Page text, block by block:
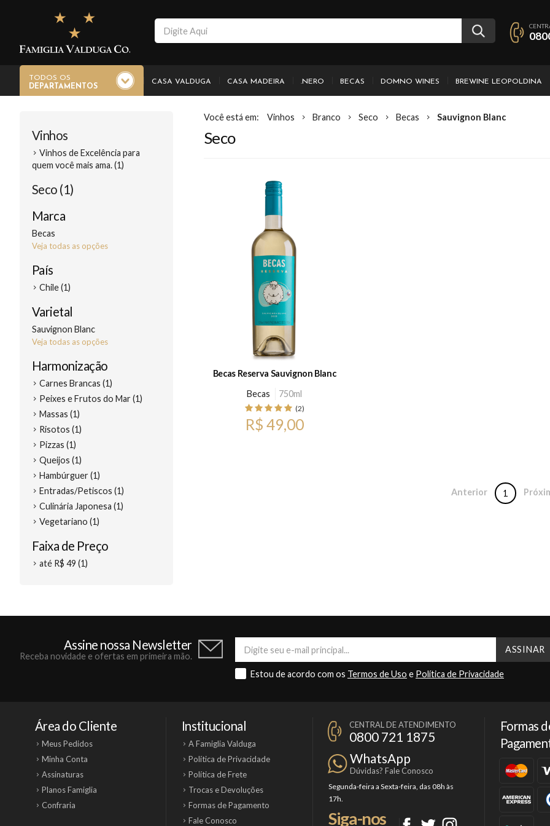
TODOS OS
DEPARTAMENTOS
CASA VALDUGA CASA MADEIRA .NERO BECAS DOMNO WINES BREWINE LEOPOLDINA
Vinhos
Vinhos de Excelência para
quem você mais ama. (1)
Seco (1)
Marca
Becas
Veja todas as opções
País
Chile (1)
Varietal
Sauvignon Blanc
Veja todas as opções
Harmonização
Carnes Brancas (1)
Peixes e Frutos do Mar (1)
Massas (1)
Risotos (1)
Pizzas (1)
Queijos (1)
Hambúrguer (1)
Entradas/Petiscos (1)
Culinária Japonesa (1)
Vegetariano (1)
Faixa de Preço
até R$ 49 (1)
Vinhos Branco Seco Becas Sauvignon Blanc
Seco
Becas Reserva Sauvignon Blanc
Becas
750ml
(2)
R$ 49,00
Anterior 1
Assine nossa Newsletter
Receba novidade e ofertas em primeira mão.
Estou de acordo com os Termos de Uso e Política de Privacidade
Área do Cliente
Meus Pedidos
Minha Conta
Assinaturas
Planos Famiglia
Confraria
Institucional
A Famiglia Valduga
Política de Privacidade
Política de Frete
Trocas e Devoluções
Formas de Pagamento
Fale Conosco
CENTRAL DE ATENDIMENTO
0800 721 1875
WhatsApp
Dúvidas? Fale Conosco
Segunda-feira a Sexta-feira, das 08h às
17h.
Siga-nos
Formas